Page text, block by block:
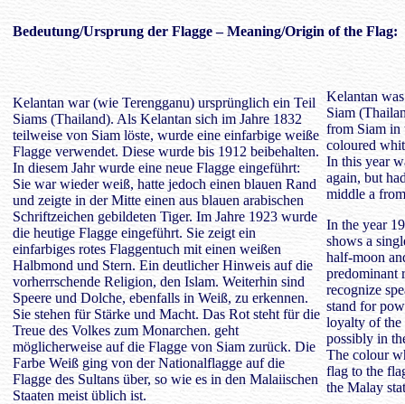
Bedeutung/Ursprung der Flagge – Meaning/Origin of the Flag:
Kelantan war (wie Terengganu) ursprünglich ein Teil
Siams (Thailand). Als Kelantan sich im Jahre 1832
teilweise von Siam löste, wurde eine einfarbige weiße
Flagge verwendet. Diese wurde bis 1912 beibehalten.
In diesem Jahr wurde eine neue Flagge eingeführt:
Sie war wieder weiß, hatte jedoch einen blauen Rand
und zeigte in der Mitte einen aus blauen arabischen
Schriftzeichen gebildeten Tiger. Im Jahre 1923 wurde
die heutige Flagge eingeführt. Sie zeigt ein
einfarbiges rotes Flaggentuch mit einen weißen
Halbmond und Stern. Ein deutlicher Hinweis auf die
vorherrschende Religion, den Islam. Weiterhin sind
Speere und Dolche, ebenfalls in Weiß, zu erkennen.
Sie stehen für Stärke und Macht. Das Rot steht für die
Treue des Volkes zum Monarchen. geht
möglicherweise auf die Flagge von Siam zurück. Die
Farbe Weiß ging von der Nationalflagge auf die
Flagge des Sultans über, so wie es in den Malaiischen
Staaten meist üblich ist.
Kelantan
Siam
from Siam in
coloured
In this year
again, but
middle a
In the year
shows a
half-moon
predominant
recognize
stand for
loyalty of the
possibly in
The colour
flag to the
the Malay